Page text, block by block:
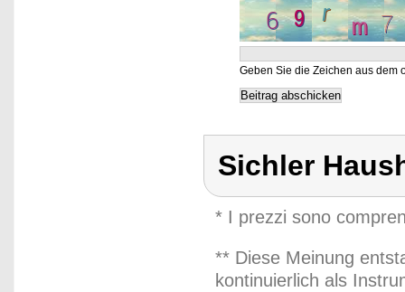
Geben Sie die Zeichen aus dem
Sichler
* I prezzi sono
** Diese Meinung
kontinuierlich als